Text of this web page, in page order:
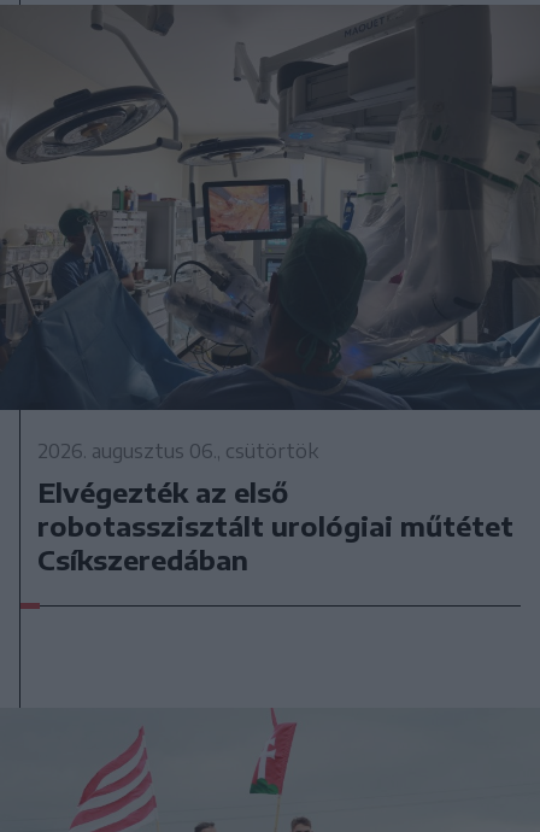
2026. augusztus 06., csütörtök
Elvégezték az első
robotasszisztált urológiai műtétet
Csíkszeredában